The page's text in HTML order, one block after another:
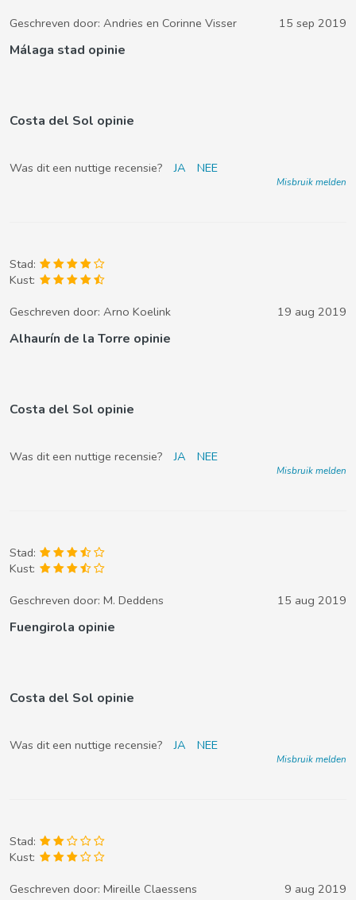
Geschreven door: Andries en Corinne Visser 15 sep 2019
Málaga stad opinie
Costa del Sol opinie
Was dit een nuttige recensie? JA NEE
Misbruik melden
Stad:
Kust:
Geschreven door: Arno Koelink 19 aug 2019
Alhaurín de la Torre opinie
Costa del Sol opinie
Was dit een nuttige recensie? JA NEE
Misbruik melden
Stad:
Kust:
Geschreven door: M. Deddens 15 aug 2019
Fuengirola opinie
Costa del Sol opinie
Was dit een nuttige recensie? JA NEE
Misbruik melden
Stad:
Kust:
Geschreven door: Mireille Claessens 9 aug 2019